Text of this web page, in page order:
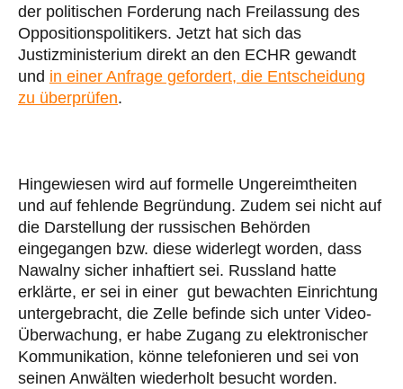
der politischen Forderung nach Freilassung des
Oppositionspolitikers. Jetzt hat sich das
Justizministerium direkt an den ECHR gewandt
und in einer Anfrage gefordert, die Entscheidung
zu überprüfen.
Hingewiesen wird auf formelle Ungereimtheiten
und auf fehlende Begründung. Zudem sei nicht auf
die Darstellung der russischen Behörden
eingegangen bzw. diese widerlegt worden, dass
Nawalny sicher inhaftiert sei. Russland hatte
erklärte, er sei in einer gut bewachten Einrichtung
untergebracht, die Zelle befinde sich unter Video-
Überwachung, er habe Zugang zu elektronischer
Kommunikation, könne telefonieren und sei von
seinen Anwälten wiederholt besucht worden.